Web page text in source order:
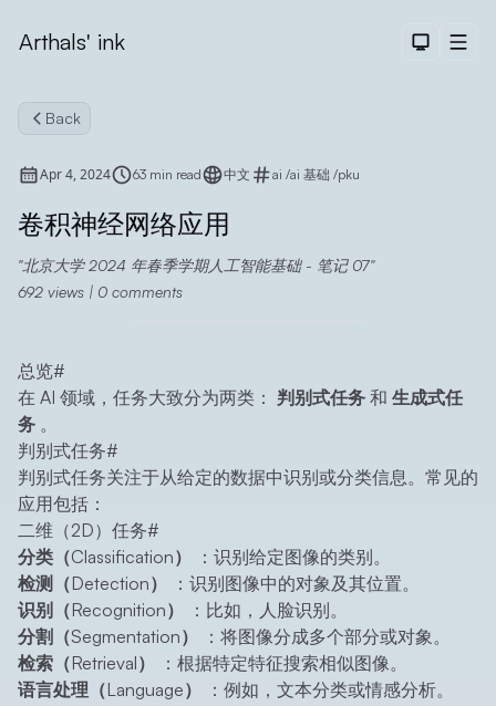
Arthals' ink Dark
Back
Apr 4, 2024 63 min read 中文 ai /ai 基础 /pku
卷积神经网络应用
北京大学 2024 年春季学期人工智能基础 - 笔记 07
692 views | 0 comments
总览#
在 AI 领域，任务大致分为两类： 判别式任务 和 生成式任
务 。
判别式任务#
判别式任务关注于从给定的数据中识别或分类信息。常见的
应用包括：
二维（2D）任务#
分类（Classification）
：识别给定图像的类别。
检测（Detection）
：识别图像中的对象及其位置。
识别（Recognition）
：比如，人脸识别。
分割（Segmentation）
：将图像分成多个部分或对象。
检索（Retrieval）
：根据特定特征搜索相似图像。
语言处理（Language）
：例如，文本分类或情感分析。